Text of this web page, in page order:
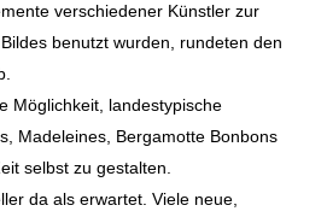
verschiedener Künstler zur
benutzt wurden, rundeten den
Möglichkeit, landestypische
Madeleines, Bergamotte Bonbons
selbst zu gestalten.
da als erwartet. Viele neue,